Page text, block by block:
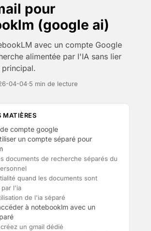
pour
(google ai)
avec un compte Google
alimentée par l'IA sans lier
04-04·5 min de lecture
MATIÈRES
compte google
un compte séparé pour
documents de recherche séparés du
quand les documents sont
par l'ia
de l'ia séparé
à notebooklm avec un
un gmail dédié